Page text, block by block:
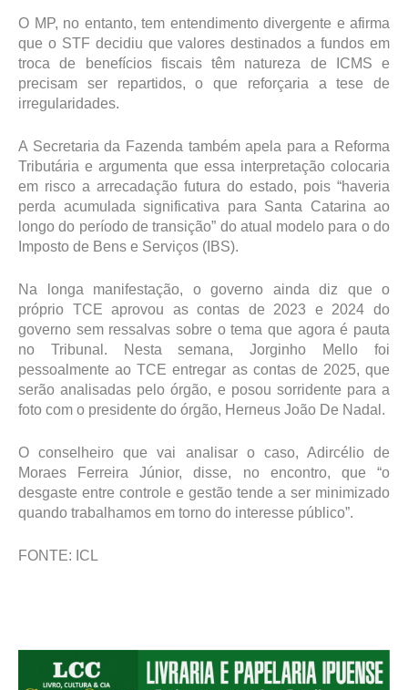
O MP, no entanto, tem entendimento divergente e afirma
que o STF decidiu que valores destinados a fundos em
troca de benefícios fiscais têm natureza de ICMS e
precisam ser repartidos, o que reforçaria a tese de
irregularidades.
A Secretaria da Fazenda também apela para a Reforma
Tributária e argumenta que essa interpretação colocaria
em risco a arrecadação futura do estado, pois “haveria
perda acumulada significativa para Santa Catarina ao
longo do período de transição” do atual modelo para o do
Imposto de Bens e Serviços (IBS).
Na longa manifestação, o governo ainda diz que o
próprio TCE aprovou as contas de 2023 e 2024 do
governo sem ressalvas sobre o tema que agora é pauta
no Tribunal. Nesta semana, Jorginho Mello foi
pessoalmente ao TCE entregar as contas de 2025, que
serão analisadas pelo órgão, e posou sorridente para a
foto com o presidente do órgão, Herneus João De Nadal.
O conselheiro que vai analisar o caso, Adircélio de
Moraes Ferreira Júnior, disse, no encontro, que “o
desgaste entre controle e gestão tende a ser minimizado
quando trabalhamos em torno do interesse público”.
FONTE: ICL